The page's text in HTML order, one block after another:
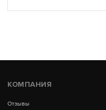
КОМПАНИЯ
Отзывы